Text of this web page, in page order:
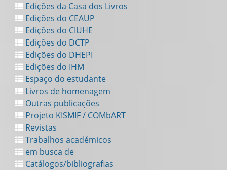
Edições da Casa dos Livros
Edições do CEAUP
Edições do CIUHE
Edições do DCTP
Edições do DHEPI
Edições do IHM
Espaço do estudante
Livros de homenagem
Outras publicações
Projeto KISMIF / COMbART
Revistas
Trabalhos académicos
em busca de
Catálogos/bibliografias